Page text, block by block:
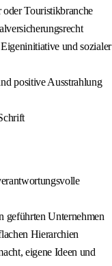
Touristikbranche
und sozialer
positive Ausstrahlung
geführten Unternehmen
Hierarchien
eigene Ideen und